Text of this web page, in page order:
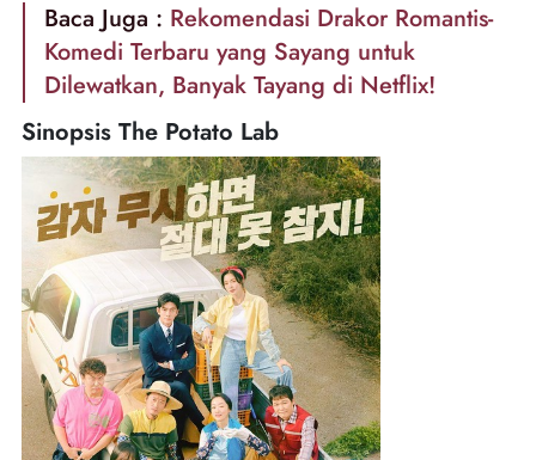
Baca Juga : Rekomendasi Drakor Romantis-
Komedi Terbaru yang Sayang untuk
Dilewatkan, Banyak Tayang di Netflix!
Sinopsis The Potato Lab